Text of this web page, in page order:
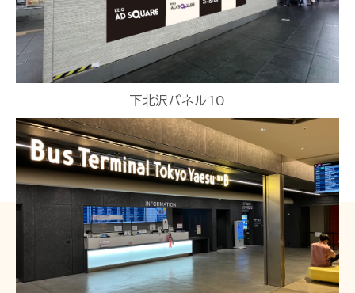
下北沢パネル10